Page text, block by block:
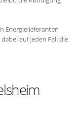
Energielieferanten
auf jeden Fall die